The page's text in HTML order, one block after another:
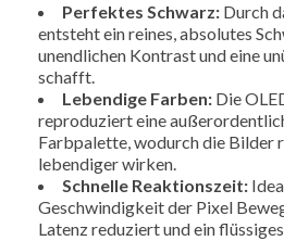
Perfektes Schwarz: Durch
entsteht ein reines, absolutes
unendlichen Kontrast und eine
schafft.
Lebendige Farben: Die
reproduziert eine
Farbpalette, wodurch die Bilder
lebendiger wirken.
Schnelle Reaktionszeit:
Geschwindigkeit der Pixel
Latenz reduziert und ein